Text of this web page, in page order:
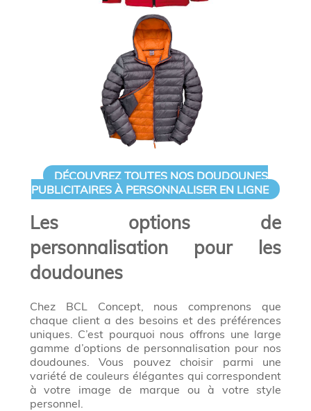
DÉCOUVREZ TOUTES NOS DOUDOUNES
PUBLICITAIRES À PERSONNALISER EN LIGNE
Les options de
personnalisation pour les
doudounes
Chez BCL Concept, nous comprenons que
chaque client a des besoins et des préférences
uniques. C’est pourquoi nous offrons une large
gamme d’options de personnalisation pour nos
doudounes. Vous pouvez choisir parmi une
variété de couleurs élégantes qui correspondent
à votre image de marque ou à votre style
personnel.